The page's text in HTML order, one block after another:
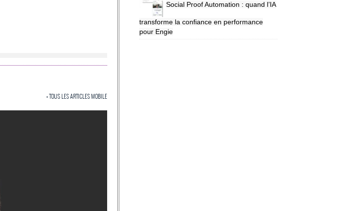
+ TOUS LES ARTICLES MOBILE
Social Proof Automation : quand l’IA
transforme la confiance en performance
pour Engie